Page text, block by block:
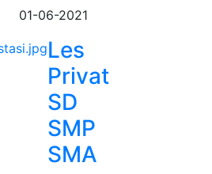
01-06-2021
Les
Privat
SD
SMP
SMA